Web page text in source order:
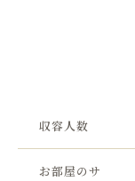
収容人数
お部屋のサ